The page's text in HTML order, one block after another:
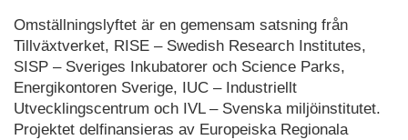
Omställningslyftet är en gemensam satsning från
Tillväxtverket, RISE – Swedish Research Institutes,
SISP – Sveriges Inkubatorer och Science Parks,
Energikontoren Sverige, IUC – Industriellt
Utvecklingscentrum och IVL – Svenska miljöinstitutet.
Projektet delfinansieras av Europeiska Regionala